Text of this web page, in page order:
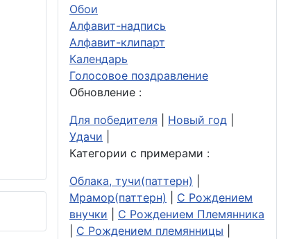
Обои
Алфавит-надпись
Алфавит-клипарт
Календарь
Голосовое поздравление
Обновление :
Для победителя
Новый год
Удачи
Категории с примерами :
Облака, тучи(паттерн)
Мрамор(паттерн)
С Рождением
внучки
С Рождением Племянника
С Рождением племянницы